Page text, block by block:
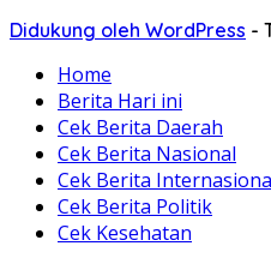
Didukung oleh WordPress -
Home
Berita Hari ini
Cek Berita Daerah
Cek Berita Nasional
Cek Berita
Cek Berita Politik
Cek Kesehatan